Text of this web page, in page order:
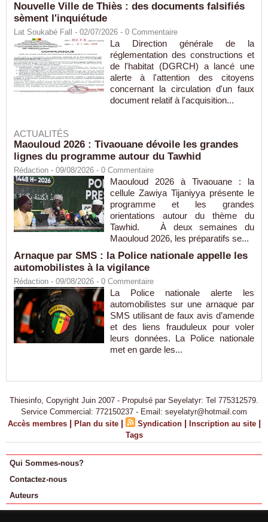
Nouvelle Ville de Thiès : des documents falsifiés
sèment l'inquiétude
Lat Soukabé Fall - 02/07/2026 - 0 Commentaire
La Direction générale de la
réglementation des constructions et
de l'habitat (DGRCH) a lancé une
alerte à l'attention des citoyens
concernant la circulation d'un faux
document relatif à l'acquisition...
ACTUALITÉS
Maouloud 2026 : Tivaouane dévoile les grandes
lignes du programme autour du Tawhid
Rédaction - 09/08/2026 - 0 Commentaire
Maouloud 2026 à Tivaouane : la
cellule Zawiya Tijaniyya présente le
programme et les grandes
orientations autour du thème du
Tawhid. À deux semaines du
Maouloud 2026, les préparatifs se...
Arnaque par SMS : la Police nationale appelle les
automobilistes à la vigilance
Rédaction - 09/08/2026 - 0 Commentaire
La Police nationale alerte les
automobilistes sur une arnaque par
SMS utilisant de faux avis d’amende
et des liens frauduleux pour voler
leurs données. La Police nationale
met en garde les...
Thiesinfo, Copyright Juin 2007 - Propulsé par Seyelatyr: Tel 775312579.
Service Commercial: 772150237 - Email: seyelatyr@hotmail.com
Accès membres | Plan du site | Syndication | Inscription au site |
Tags
Qui Sommes-nous?
Contactez-nous
Auteurs